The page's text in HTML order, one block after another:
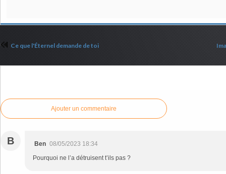
Ce que l'Éternel demande de toi
Ajouter un commentaire
B Ben 08/05/2023 18:34
Pourquoi ne l’a détruisent t’ils pas ?